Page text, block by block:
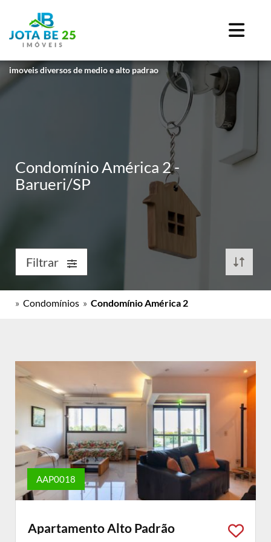
imoveis diversos de medio e alto padrao
Condomínio América 2 -
Barueri/SP
Filtrar
» Condomínios » Condomínio América 2
AAP0018
Apartamento Alto Padrão